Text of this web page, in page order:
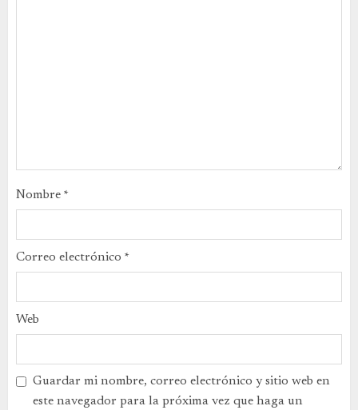
Nombre *
Correo electrónico *
Web
Guardar mi nombre, correo electrónico y sitio web en
este navegador para la próxima vez que haga un